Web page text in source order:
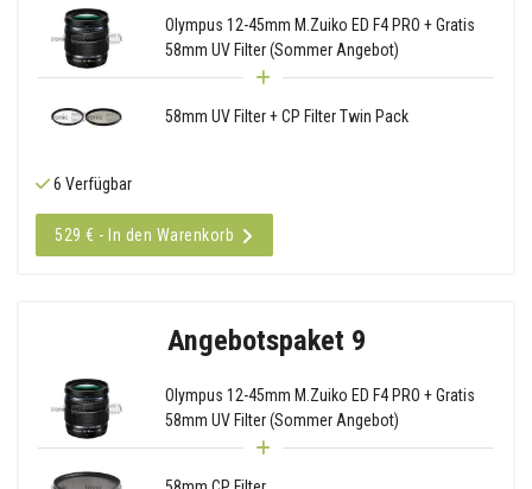
Olympus 12-45mm M.Zuiko ED F4 PRO + Gratis
58mm UV Filter (Sommer Angebot)
58mm UV Filter + CP Filter Twin Pack
6 Verfügbar
529 € - In den Warenkorb
Angebotspaket 9
Olympus 12-45mm M.Zuiko ED F4 PRO + Gratis
58mm UV Filter (Sommer Angebot)